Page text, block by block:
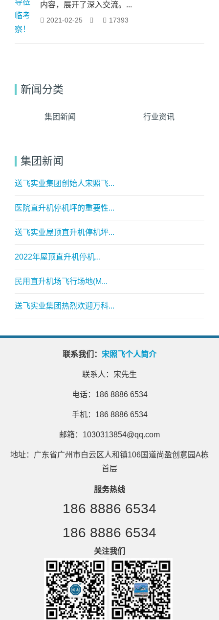
内容，展开了深入交流。...
2021-02-25 17393
新闻分类
集团新闻 行业资讯
集团新闻
送飞实业集团创始人宋照飞...
医院直升机停机坪的重要性...
送飞实业屋顶直升机停机坪...
2022年屋顶直升机停机...
民用直升机场飞行场地(M...
送飞实业集团热烈欢迎万科...
联系我们： 宋照飞个人简介
联系人：宋先生
电话：186 8886 6534
手机：186 8886 6534
邮箱：1030313854@qq.com
地址：广东省广州市白云区人和镇106国道尚盈创意园A栋
首层
服务热线
186 8886 6534
186 8886 6534
关注我们